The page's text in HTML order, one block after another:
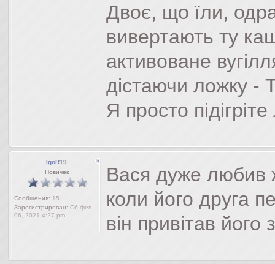
Двоє, що їли,
вивертають ту
активоване
дістаючи ложку -
Я просто
IgoR19
Новичек
Сообщения: 15
Зарегистрирован: Сб фев
06, 2021 4:27 pm
Вася дуже любив
коли його друга
він привітав його